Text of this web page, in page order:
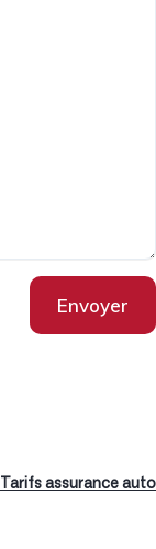
Envoyer
Tarifs assurance auto